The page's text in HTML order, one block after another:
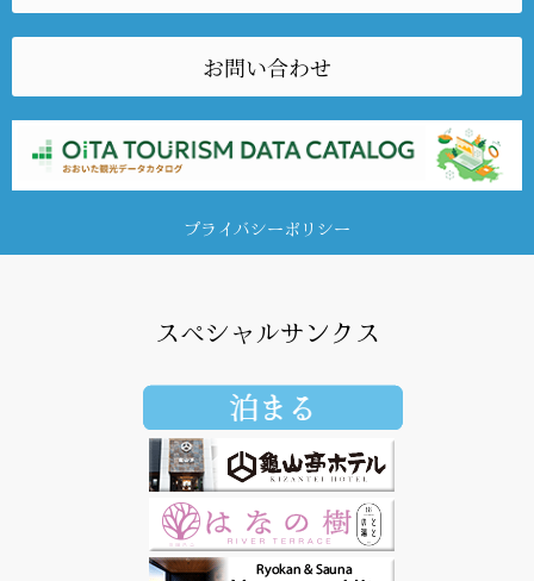
お問い合わせ
プライバシーポリシー
スペシャルサンクス